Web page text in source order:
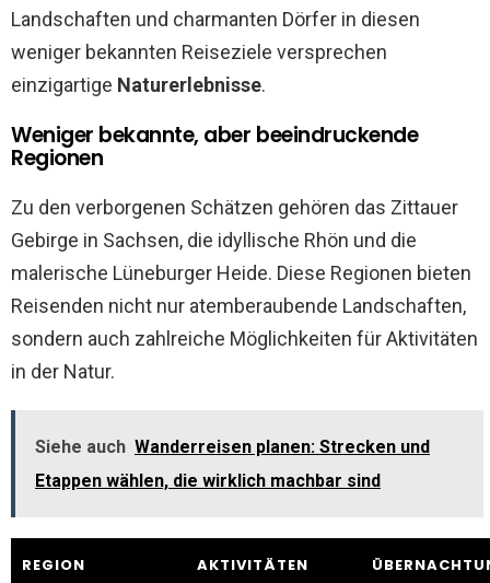
Landschaften und charmanten Dörfer in diesen
weniger bekannten Reiseziele versprechen
einzigartige Naturerlebnisse.
Weniger bekannte, aber beeindruckende
Regionen
Zu den verborgenen Schätzen gehören das Zittauer
Gebirge in Sachsen, die idyllische Rhön und die
malerische Lüneburger Heide. Diese Regionen bieten
Reisenden nicht nur atemberaubende Landschaften,
sondern auch zahlreiche Möglichkeiten für Aktivitäten
in der Natur.
Siehe auch Wanderreisen planen: Strecken und
Etappen wählen, die wirklich machbar sind
REGION AKTIVITÄTEN